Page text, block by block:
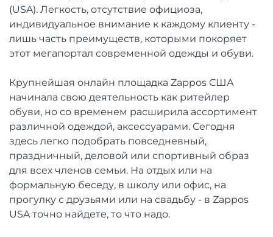
(USA). Легкость, отсутствие официоза,
индивидуальное внимание к каждому клиенту -
лишь часть преимуществ, которыми покоряет
этот мегапортал современной одежды и обуви.
Крупнейшая онлайн площадка Zappos США
начинала свою деятельность как ритейлер
обуви, но со временем расширила ассортимент
различной одеждой, аксессуарами. Сегодня
здесь легко подобрать повседневный,
праздничный, деловой или спортивный образ
для всех членов семьи. На отдых или на
формальную беседу, в школу или офис, на
прогулку с друзьями или на свадьбу - в Zappos
USA точно найдете, то что надо.